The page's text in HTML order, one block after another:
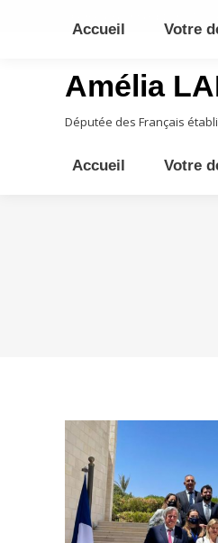
Amélia
Députée des Français
Accueil Votre
Accueil Votre